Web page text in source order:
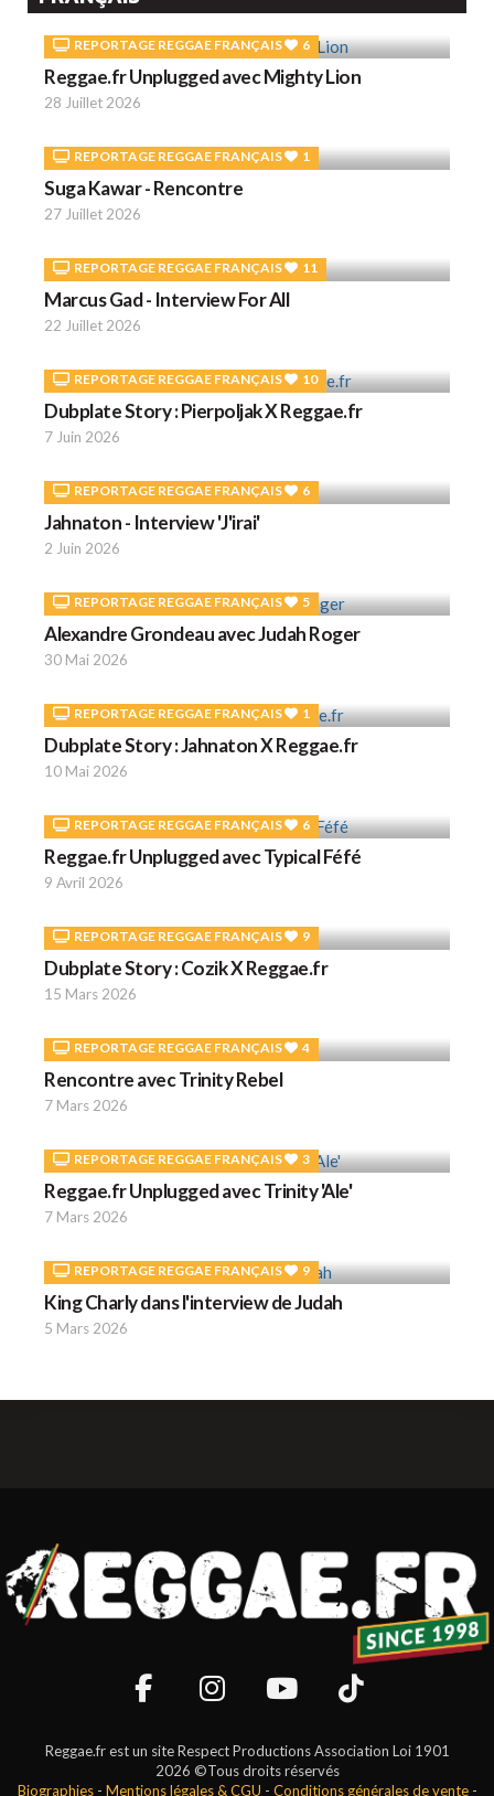
REPORTAGE REGGAE FRANÇAIS 6
Reggae.fr Unplugged avec Mighty Lion
28 Juillet 2026
REPORTAGE REGGAE FRANÇAIS 1
Suga Kawar - Rencontre
27 Juillet 2026
REPORTAGE REGGAE FRANÇAIS 11
Marcus Gad - Interview For All
22 Juillet 2026
REPORTAGE REGGAE FRANÇAIS 10
Dubplate Story : Pierpoljak X Reggae.fr
7 Juin 2026
REPORTAGE REGGAE FRANÇAIS 6
Jahnaton - Interview 'J'irai'
2 Juin 2026
REPORTAGE REGGAE FRANÇAIS 5
Alexandre Grondeau avec Judah Roger
30 Mai 2026
REPORTAGE REGGAE FRANÇAIS 1
Dubplate Story : Jahnaton X Reggae.fr
10 Mai 2026
REPORTAGE REGGAE FRANÇAIS 6
Reggae.fr Unplugged avec Typical Féfé
9 Avril 2026
REPORTAGE REGGAE FRANÇAIS 9
Dubplate Story : Cozik X Reggae.fr
15 Mars 2026
REPORTAGE REGGAE FRANÇAIS 4
Rencontre avec Trinity Rebel
7 Mars 2026
REPORTAGE REGGAE FRANÇAIS 3
Reggae.fr Unplugged avec Trinity 'Ale'
7 Mars 2026
REPORTAGE REGGAE FRANÇAIS 9
King Charly dans l'interview de Judah
5 Mars 2026
Reggae.fr est un site Respect Productions Association Loi 1901
2026 ©Tous droits réservés
Biographies- Mentions légales & CGU - Conditions générales de vente-